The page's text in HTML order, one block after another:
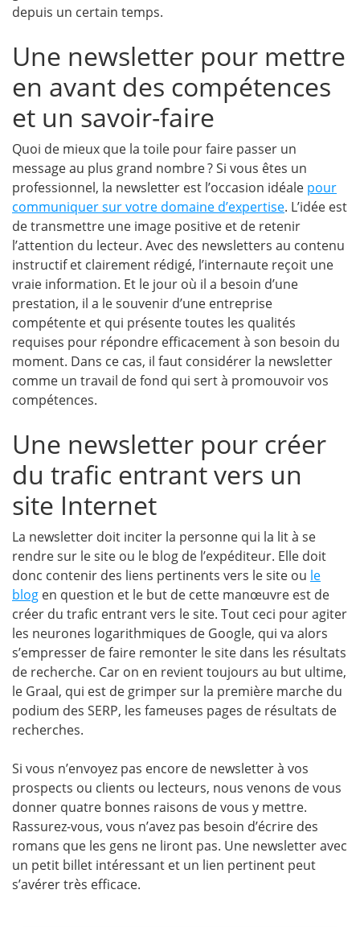
depuis un certain temps.
Une newsletter pour mettre
en avant des compétences
et un savoir-faire
Quoi de mieux que la toile pour faire passer un
message au plus grand nombre ?Si vous êtes un
professionnel, la newsletter est l’occasion idéale pour
communiquer sur votre domaine d’expertise. L’idée est
de transmettre une image positive et de retenir
l’attention du lecteur. Avec des newsletters au contenu
instructif et clairement rédigé, l’internaute reçoit une
vraie information. Et le jour où il a besoin d’une
prestation, il a le souvenir d’une entreprise
compétente et qui présente toutes les qualités
requises pour répondre efficacement à son besoin du
moment. Dans ce cas, il faut considérer la newsletter
comme un travail de fond qui sert à promouvoir vos
compétences.
Une newsletter pour créer
du trafic entrant vers un
site Internet
La newsletter doit inciter la personne qui la lit à se
rendre sur le site ou le blog de l’expéditeur. Elle doit
donc contenir des liens pertinents vers le site ou le
blog en question et le but de cette manœuvre est de
créer du trafic entrant vers le site. Tout ceci pour agiter
les neurones logarithmiques de Google, qui va alors
s’empresser de faire remonter le site dans les résultats
de recherche. Car on en revient toujours au but ultime,
le Graal, qui est de grimper sur la première marche du
podium des SERP, les fameuses pages de résultats de
recherches.
Si vous n’envoyez pas encore de newsletter à vos
prospects ou clients ou lecteurs, nous venons de vous
donner quatre bonnes raisons de vous y mettre.
Rassurez-vous, vous n’avez pas besoin d’écrire des
romans que les gens ne liront pas. Une newsletter avec
un petit billet intéressant et un lien pertinent peut
s’avérer très efficace.